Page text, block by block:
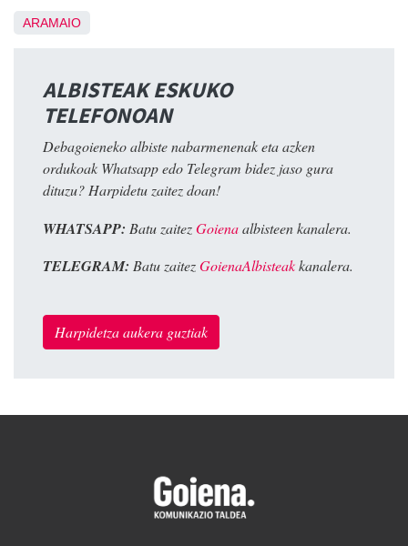
ARAMAIO
ALBISTEAK ESKUKO
TELEFONOAN
Debagoieneko albiste nabarmenenak eta azken
ordukoak Whatsapp edo Telegram bidez jaso gura
dituzu? Harpidetu zaitez doan!
WHATSAPP: Batu zaitezGoienaalbisteen kanalera.
TELEGRAM: Batu zaitezGoienaAlbisteakkanalera.
Harpidetza aukera guztiak